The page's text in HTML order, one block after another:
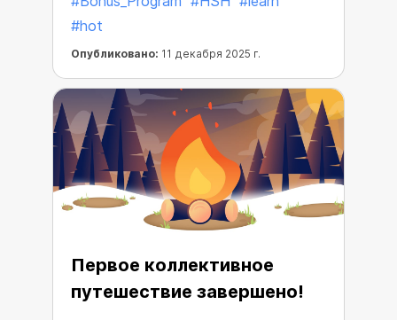
#hot
Опубликовано: 11 декабря 2025 г.
Первое коллективное
путешествие завершено!